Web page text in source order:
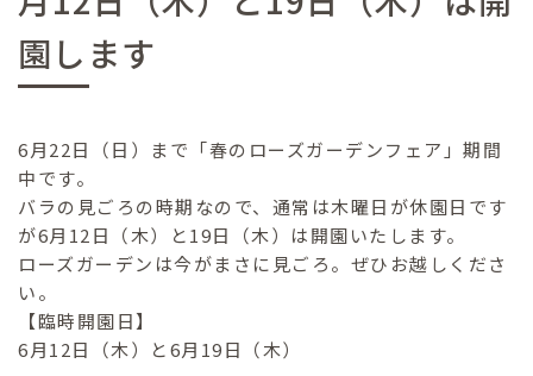
園します
6月22日（日）まで「春のローズガーデンフェア」期間
中です。
バラの見ごろの時期なので、通常は木曜日が休園日です
が6月12日（木）と19日（木）は開園いたします。
ローズガーデンは今がまさに見ごろ。ぜひお越しくださ
い。
【臨時開園日】
6月12日（木）と6月19日（木）